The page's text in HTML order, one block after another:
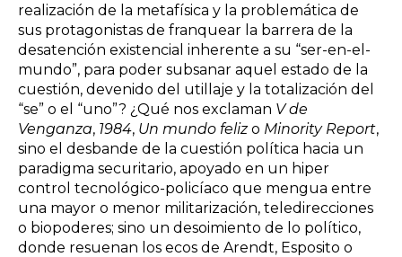
realización de la metafísica y la problemática de
sus protagonistas de franquear la barrera de la
desatención existencial inherente a su “ser-en-el-
mundo”, para poder subsanar aquel estado de la
cuestión, devenido del utillaje y la totalización del
“se” o el “uno”? ¿Qué nos exclaman V de
Venganza, 1984, Un mundo felizo Minority Report,
sino el desbande de la cuestión política hacia un
paradigma securitario, apoyado en un hiper
control tecnológico-policíaco que mengua entre
una mayor o menor militarización, teledirecciones
o biopoderes; sino un desoimiento de lo político,
donde resuenan los ecos de Arendt, Esposito o